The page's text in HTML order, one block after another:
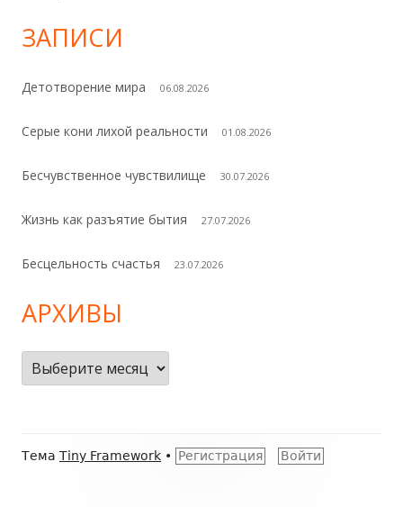
ЗАПИСИ
Детотворение мира 06.08.2026
Серые кони лихой реальности 01.08.2026
Бесчувственное чувствилище 30.07.2026
Жизнь как разъятие бытия 27.07.2026
Бесцельность счастья 23.07.2026
АРХИВЫ
Архивы
Содержимое
Тема Tiny Framework • Регистрация Войти